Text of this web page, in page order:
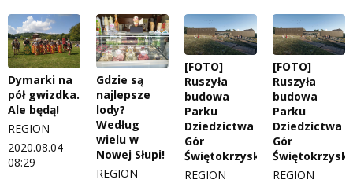
Dymarki na
pół gwizdka.
Ale będą!
REGION
2020.08.04
08:29
Gdzie są
najlepsze
lody?
Według
wielu w
Nowej Słupi!
REGION
[FOTO]
Ruszyła
budowa
Parku
Dziedzictwa
Gór
Świętokrzyskich
REGION
[FOTO]
Ruszyła
budowa
Parku
Dziedzictwa
Gór
REGION